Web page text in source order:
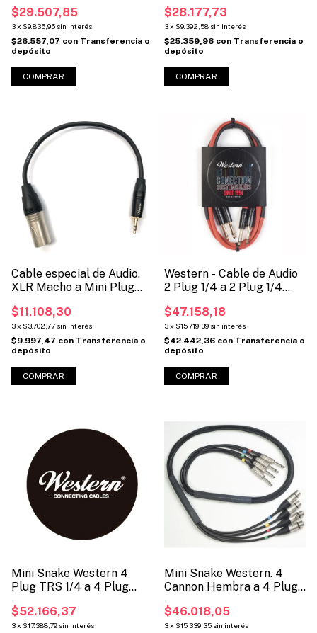
3.5MINIJACK )
$29.507,85
3x $9.835,95 sin interés
$26.557,07 con Transferencia o
depósito
COMPRAR
PTRS3.5JACK) )
$28.177,73
3x $9.392,58 sin interés
$25.359,96 con Transferencia o
depósito
COMPRAR
Cable especial de Audio.
XLR Macho a Mini Plug
$11.108,30
3x $3.702,77 sin interés
$9.997,47 con Transferencia o
depósito
Western - Cable de Audio
2 Plug 1/4 a 2 Plug 1/4
$47.158,18
3x $15.719,39 sin interés
$42.442,36 con Transferencia o
depósito
COMPRAR
Mini Snake Western 4
Plug TRS 1/4 a 4 Plug
$52.166,37
3x $17.388,79 sin interés
Mini Snake Western. 4
Cannon Hembra a 4 Plug
$46.018,05
3x $15.339,35 sin interés